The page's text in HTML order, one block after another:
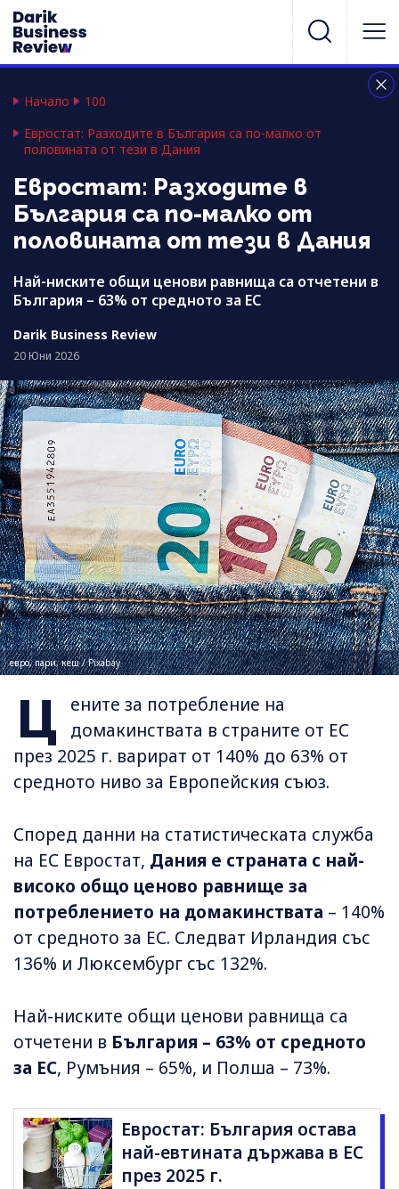
Начало
100
Евростат: Разходите в България са по-малко от
половината от тези в Дания
Евростат: Разходите в
България са по-малко от
половината от тези в Дания
Най-ниските общи ценови равнища са отчетени в
България – 63% от средното за ЕС
Darik Business Review
20 Юни 2026
евро, пари, кеш / Pixabay
Ц
ените за потребление на
домакинствата в страните от ЕС
през 2025 г. варират от 140% до 63% от
средното ниво за Европейския съюз.
Според данни на статистическата служба
на ЕС Евростат, Дания е страната с най-
високо общо ценово равнище за
потреблението на домакинствата – 140%
от средното за ЕС. Следват Ирландия със
136% и Люксембург със 132%.
Най-ниските общи ценови равнища са
отчетени в България – 63% от средното
за ЕС, Румъния – 65%, и Полша – 73%.
Евростат: България остава
най-евтината държава в ЕС
през 2025 г.